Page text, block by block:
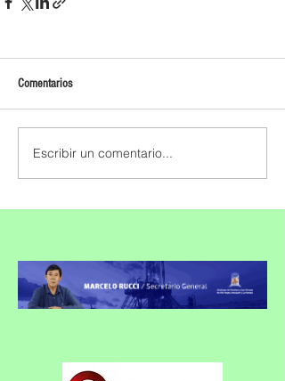
Comentarios
Escribir un comentario...